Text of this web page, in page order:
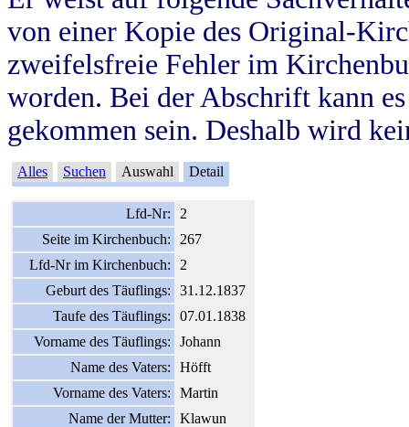
von einer Kopie des Original-
zweifelsfreie Fehler im
worden. Bei der Abschrift kann
gekommen sein. Deshalb wird
Alles Suchen Auswahl Detail
Lfd-Nr:
2
Seite im Kirchenbuch:
267
Lfd-Nr im Kirchenbuch:
2
Geburt des Täuflings:
31.12.1837
Taufe des Täuflings:
07.01.1838
Vorname des Täuflings:
Johann
Name des Vaters:
Höfft
Vorname des Vaters:
Martin
Name der Mutter:
Klawun